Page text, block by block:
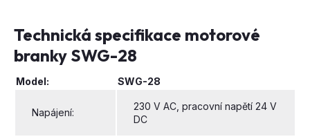
Technická specifikace motorové
branky SWG-28
Model: SWG-28
Napájení:
230 V AC, pracovní napětí 24 V
DC